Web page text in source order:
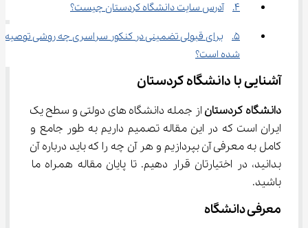
4.	آدرس سایت دانشگاه کردستان چیست؟
5.	برای قبولی تضمینی در کنکور سراسری چه روشی توصیه
شده است؟
آشنایی با دانشگاه کردستان
دانشگاه کردستان از جمله دانشگاه های دولتی و سطح یک
ایران است که در این مقاله تصمیم داریم به طور جامع و
کامل به معرفی آن بپردازیم و هر آن چه را که باید درباره آن
بدانید، در اختیارتان قرار دهیم. تا پایان مقاله همراه ما
باشید.
معرفی دانشگاه